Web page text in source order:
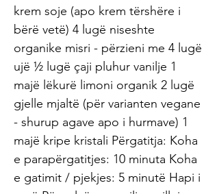
krem ​​soje (apo krem tërshëre i
bërë vetë) 4 lugë niseshte
organike misri - përzieni me 4 lugë
ujë ½ lugë çaji pluhur vanilje 1
majë lëkurë limoni organik 2 lugë
gjelle mjaltë (për varianten vegane
- shurup agave apo i hurmave) 1
majë kripe kristali Përgatitja: Koha
e parapërgatitjes: 10 minuta Koha
e gatimit / pjekjes: 5 minutë Hapi i